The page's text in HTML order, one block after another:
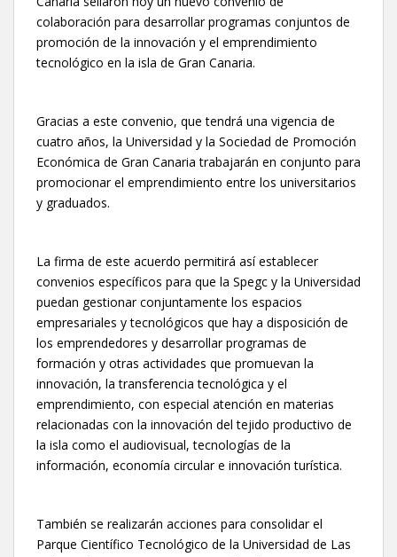
colaboración para desarrollar programas conjuntos de
promoción de la innovación y el emprendimiento
tecnológico en la isla de Gran Canaria.
Gracias a este convenio, que tendrá una vigencia de
cuatro años, la Universidad y la Sociedad de Promoción
Económica de Gran Canaria trabajarán en conjunto para
promocionar el emprendimiento entre los universitarios
y graduados.
La firma de este acuerdo permitirá así establecer
convenios específicos para que la Spegc y la Universidad
puedan gestionar conjuntamente los espacios
empresariales y tecnológicos que hay a disposición de
los emprendedores y desarrollar programas de
formación y otras actividades que promuevan la
innovación, la transferencia tecnológica y el
emprendimiento, con especial atención en materias
relacionadas con la innovación del tejido productivo de
la isla como el audiovisual, tecnologías de la
información, economía circular e innovación turística.
También se realizarán acciones para consolidar el
Parque Científico Tecnológico de la Universidad de Las